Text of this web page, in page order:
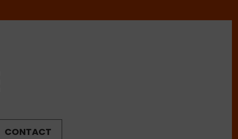
CONTACT